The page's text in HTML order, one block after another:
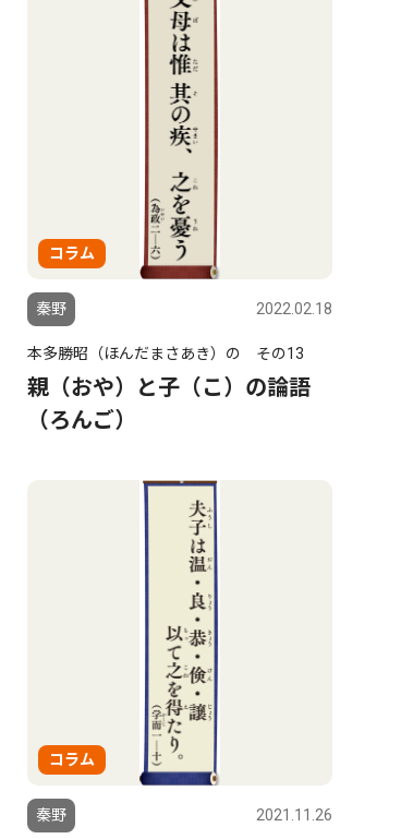
コラム
秦野 2022.02.18
本多勝昭（ほんだまさあき）の その13
親（おや）と子（こ）の論語
（ろんご）
コラム
秦野 2021.11.26